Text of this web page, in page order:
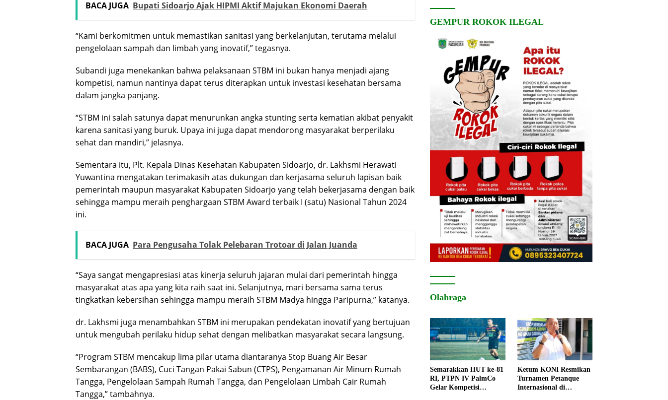
BACA JUGA Bupati Sidoarjo Ajak HIPMI Aktif Majukan Ekonomi Daerah
“Kami berkomitmen untuk memastikan sanitasi yang berkelanjutan, terutama melalui
pengelolaan sampah dan limbah yang inovatif,” tegasnya.
Subandi juga menekankan bahwa pelaksanaan STBM ini bukan hanya menjadi ajang
kompetisi, namun nantinya dapat terus diterapkan untuk investasi kesehatan bersama
dalam jangka panjang.
“STBM ini salah satunya dapat menurunkan angka stunting serta kematian akibat penyakit
karena sanitasi yang buruk. Upaya ini juga dapat mendorong masyarakat berperilaku
sehat dan mandiri,” jelasnya.
Sementara itu, Plt. Kepala Dinas Kesehatan Kabupaten Sidoarjo, dr. Lakhsmi Herawati
Yuwantina mengatakan terimakasih atas dukungan dan kerjasama seluruh lapisan baik
pemerintah maupun masyarakat Kabupaten Sidoarjo yang telah bekerjasama dengan baik
sehingga mampu meraih penghargaan STBM Award terbaik I (satu) Nasional Tahun 2024
ini.
BACA JUGA Para Pengusaha Tolak Pelebaran Trotoar di Jalan Juanda
“Saya sangat mengapresiasi atas kinerja seluruh jajaran mulai dari pemerintah hingga
masyarakat atas apa yang kita raih saat ini. Selanjutnya, mari bersama sama terus
tingkatkan kebersihan sehingga mampu meraih STBM Madya hingga Paripurna,” katanya.
dr. Lakhsmi juga menambahkan STBM ini merupakan pendekatan inovatif yang bertujuan
untuk mengubah perilaku hidup sehat dengan melibatkan masyarakat secara langsung.
“Program STBM mencakup lima pilar utama diantaranya Stop Buang Air Besar
Sembarangan (BABS), Cuci Tangan Pakai Sabun (CTPS), Pengamanan Air Minum Rumah
Tangga, Pengelolaan Sampah Rumah Tangga, dan Pengelolaan Limbah Cair Rumah
Tangga,” tambahnya.
GEMPUR ROKOK ILEGAL
Olahraga
Semarakkan HUT ke-81
RI, PTPN IV PalmCo
Gelar Kompetisi
Ketum KONI Resmikan
Turnamen Petanque
Internasional di